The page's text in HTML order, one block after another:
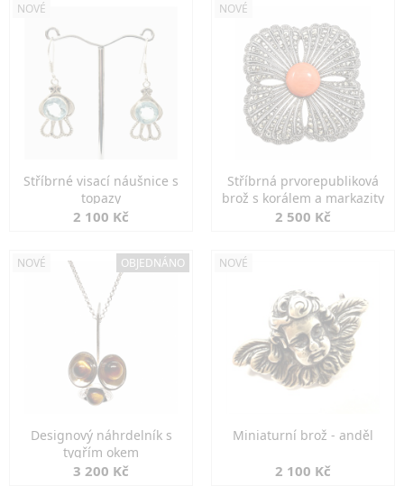
NOVÉ
Stříbrné visací náušnice s
topazy
2 100 Kč
NOVÉ
Stříbrná prvorepubliková
brož s korálem a markazity
2 500 Kč
NOVÉ OBJEDNÁNO
Designový náhrdelník s
tygřím okem
3 200 Kč
NOVÉ
Miniaturní brož - anděl
2 100 Kč